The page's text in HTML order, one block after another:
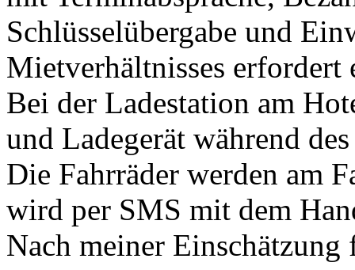
Schlüsselübergabe und
Mietverhältnisses erfordert
Bei der Ladestation am
und Ladegerät während
Die Fahrräder werden am
wird per SMS mit dem
Nach meiner